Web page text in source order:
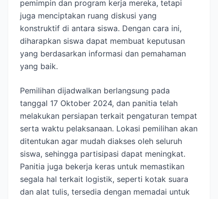
pemimpin dan program kerja mereka, tetapi
juga menciptakan ruang diskusi yang
konstruktif di antara siswa. Dengan cara ini,
diharapkan siswa dapat membuat keputusan
yang berdasarkan informasi dan pemahaman
yang baik.
Pemilihan dijadwalkan berlangsung pada
tanggal 17 Oktober 2024, dan panitia telah
melakukan persiapan terkait pengaturan tempat
serta waktu pelaksanaan. Lokasi pemilihan akan
ditentukan agar mudah diakses oleh seluruh
siswa, sehingga partisipasi dapat meningkat.
Panitia juga bekerja keras untuk memastikan
segala hal terkait logistik, seperti kotak suara
dan alat tulis, tersedia dengan memadai untuk